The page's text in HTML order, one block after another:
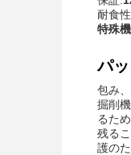
耐食
特殊
パ
包み
掘削
るた
残る
護の